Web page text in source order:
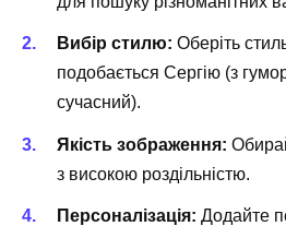
Вибір стилю: Оберіть
подобається Сергію (з
сучасний).
Якість зображення:
з високою роздільністю.
Персоналізація: Додайте